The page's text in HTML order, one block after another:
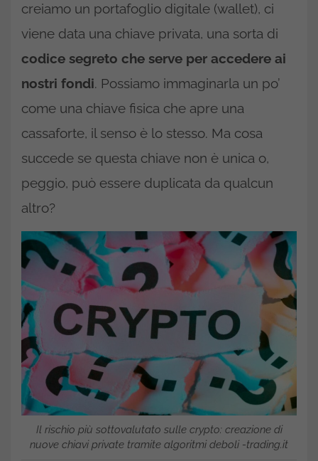
creiamo un portafoglio digitale (wallet), ci
viene data una chiave privata, una sorta di
codice segreto che serve per accedere ai
nostri fondi. Possiamo immaginarla un po’
come una chiave fisica che apre una
cassaforte, il senso è lo stesso. Ma cosa
succede se questa chiave non è unica o,
peggio, può essere duplicata da qualcun
altro?
Il rischio più sottovalutato sulle crypto: creazione di
nuove chiavi private tramite algoritmi deboli -trading.it